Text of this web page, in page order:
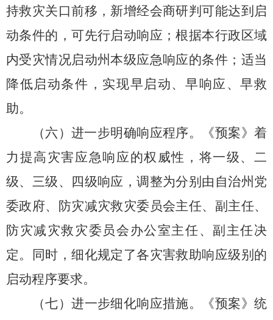
持救灾关口前移， 新增经会商研判可能达到启
动条件的，可先行启动响应；根据本行政区域
内受灾情况启动州本级应急响应的条件； 适当
降低启动条件， 实现早启动、 早响应、早救
助。
（六）进一步明确响应程序。
《预案》着
力提高灾害应急响应的权威性， 将一级、二
级、 三级、 四级响应，调整为分别由 自治州党
委政府、 防灾减灾救灾委员会主任、 副主任、
防灾减灾救灾委员会办公室主任、副主任决
定。
同时，细化规定了各灾害救助响应级别的
启动程序要求。
（七）进一步细化响应措施。
《预案》统